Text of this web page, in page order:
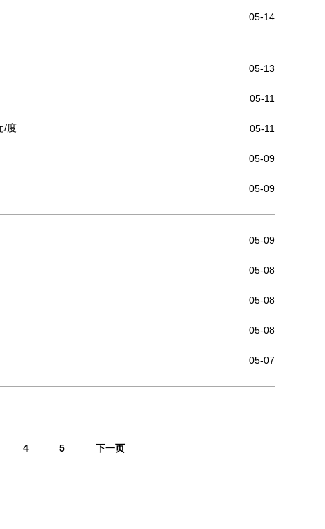
05-14
05-13
05-11
/度 05-11
05-09
05-09
05-09
05-08
05-08
05-08
05-07
4 5 下一页